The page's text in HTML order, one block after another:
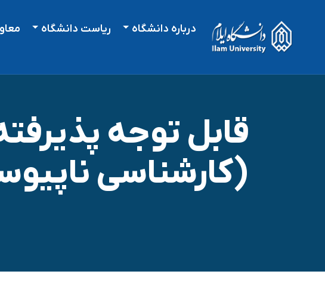
درباره دانشگاه ریاست دانشگاه
قابل توجه
(کارشناسی ناپیوسته) سال